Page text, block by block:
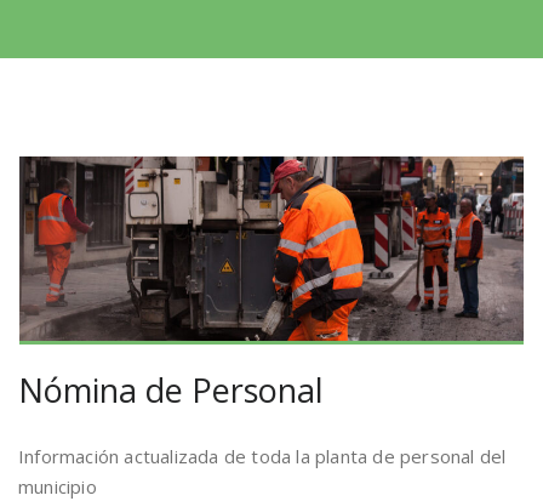
Nómina de Personal
Información actualizada de toda la planta de personal del
municipio